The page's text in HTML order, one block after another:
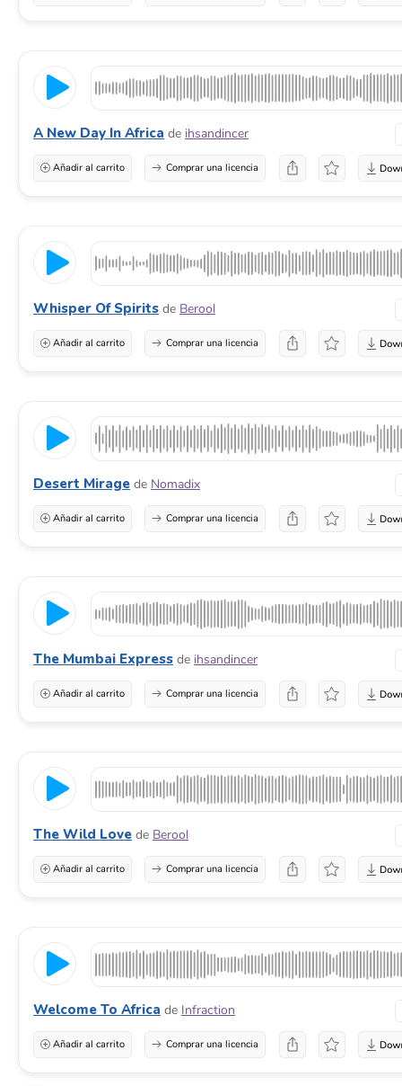
A New Day In Africa de ihsandincer
Añadir al carrito Comprar una licencia
Whisper Of Spirits de Berool
Añadir al carrito Comprar una licencia
Desert Mirage de Nomadix
Añadir al carrito Comprar una licencia
The Mumbai Express de ihsandincer
Añadir al carrito Comprar una licencia
The Wild Love de Berool
Añadir al carrito Comprar una licencia
Welcome To Africa de Infraction
Añadir al carrito Comprar una licencia